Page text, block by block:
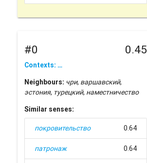
#0 0.45
Contexts: …
Neighbours: чри, варшавский,
эстония, турецкий, наместничество
Similar senses:
покровительство 0.64
патронаж 0.64